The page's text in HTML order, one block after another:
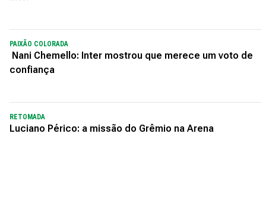
PAIXÃO COLORADA
Nani Chemello: Inter mostrou que merece um voto de
confiança
RETOMADA
Luciano Périco: a missão do Grêmio na Arena